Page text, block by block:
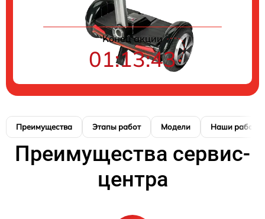
Конец акции
01:13:42
Преимущества Этапы работ Модели Наши работы
Преимущества сервис-
центра